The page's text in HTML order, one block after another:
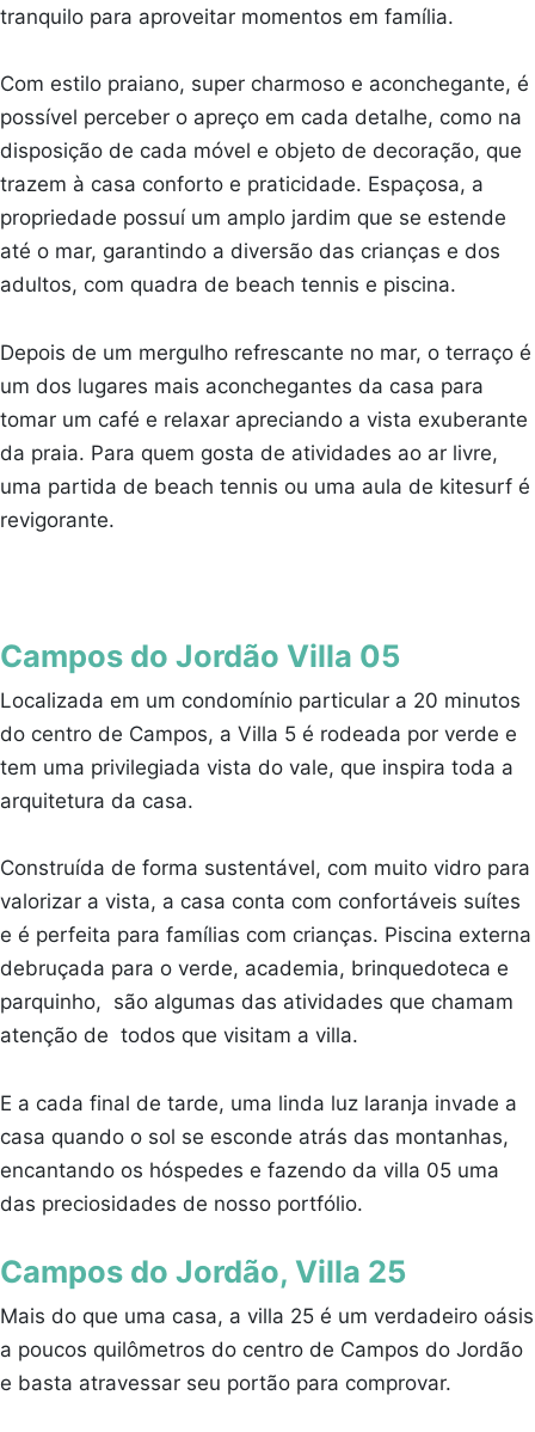
tranquilo para aproveitar momentos em família.
Com estilo praiano, super charmoso e aconchegante, é
possível perceber o apreço em cada detalhe, como na
disposição de cada móvel e objeto de decoração, que
trazem à casa conforto e praticidade. Espaçosa, a
propriedade possuí um amplo jardim que se estende
até o mar, garantindo a diversão das crianças e dos
adultos, com quadra de beach tennis e piscina.
Depois de um mergulho refrescante no mar, o terraço é
um dos lugares mais aconchegantes da casa para
tomar um café e relaxar apreciando a vista exuberante
da praia. Para quem gosta de atividades ao ar livre,
uma partida de beach tennis ou uma aula de kitesurf é
revigorante.
Campos do Jordão Villa 05
Localizada em um condomínio particular a 20 minutos
do centro de Campos, a Villa 5 é rodeada por verde e
tem uma privilegiada vista do vale, que inspira toda a
arquitetura da casa.
Construída de forma sustentável, com muito vidro para
valorizar a vista, a casa conta com confortáveis suítes
e é perfeita para famílias com crianças. Piscina externa
debruçada para o verde, academia, brinquedoteca e
parquinho, são algumas das atividades que chamam
atenção de todos que visitam a villa.
E a cada final de tarde, uma linda luz laranja invade a
casa quando o sol se esconde atrás das montanhas,
encantando os hóspedes e fazendo da villa 05 uma
das preciosidades de nosso portfólio.
Campos do Jordão, Villa 25
Mais do que uma casa, a villa 25 é um verdadeiro oásis
a poucos quilômetros do centro de Campos do Jordão
e basta atravessar seu portão para comprovar.